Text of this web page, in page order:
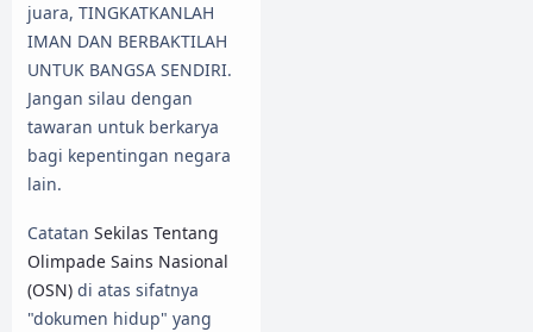
juara, TINGKATKANLAH
IMAN DAN BERBAKTILAH
UNTUK BANGSA SENDIRI.
Jangan silau dengan
tawaran untuk berkarya
bagi kepentingan negara
lain.
Catatan Sekilas Tentang
Olimpade Sains Nasional
(OSN) di atas sifatnya
"dokumen hidup" yang